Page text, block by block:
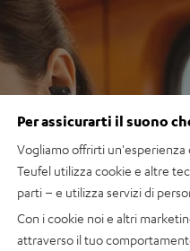
Per assicurarti il suono
Vogliamo offrirti un'esperienza
Teufel utilizza cookie e altre
parti – e utilizza servizi di
Con i cookie noi e altri
attraverso il tuo